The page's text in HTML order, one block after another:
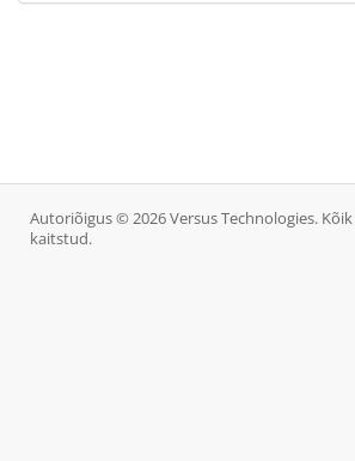
Autoriõigus © 2026 Versus Technologies.
kaitstud.